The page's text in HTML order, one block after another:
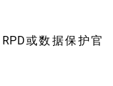
或数据保护官